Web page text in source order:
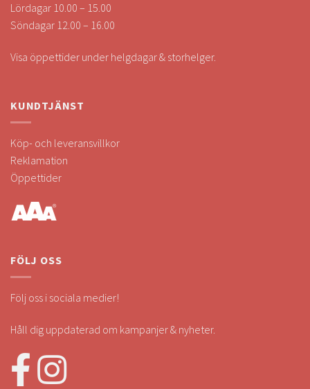
Lördagar 10.00 – 15.00
Söndagar 12.00 – 16.00
Visa öppettider under helgdagar & storhelger.
KUNDTJÄNST
Köp- och leveransvillkor
Reklamation
Öppettider
FÖLJ OSS
Följ oss i sociala medier!
Håll dig uppdaterad om kampanjer & nyheter.